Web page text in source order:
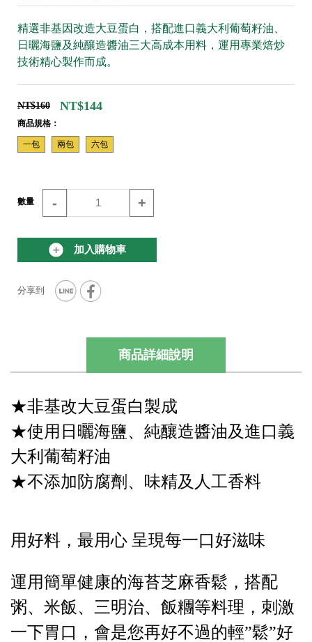
精選非基因改造大豆蛋白，搭配進口義大利葡萄籽油、
日曬海鹽及純釀造醬油三大高成本用料，運用專業焙炒
技術精心製作而成。
NT$160 NT$144
商品規格：
一包 兩包 六包
數量 - +
加入購物車
商品詳細說明
★非基改大豆蛋白製成
★使用日曬海鹽、純釀造醬油及進口義
大利葡萄籽油
★不添加防腐劑、味精及人工香料
用好料，最用心 呈現每一口好滋味
運用簡單健康的海苔芝麻香鬆，搭配
粥、米飯、三明治、飯糰等料理，刺激
一下胃口，會是您再好不過的輕”鬆”好